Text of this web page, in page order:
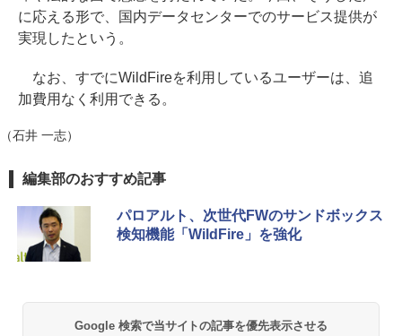
に応える形で、国内データセンターでのサービス提供が
実現したという。
なお、すでにWildFireを利用しているユーザーは、追
加費用なく利用できる。
（石井 一志）
編集部のおすすめ記事
パロアルト、次世代FWのサンドボックス
検知機能「WildFire」を強化
Google 検索で当サイトの記事を優先表示させる